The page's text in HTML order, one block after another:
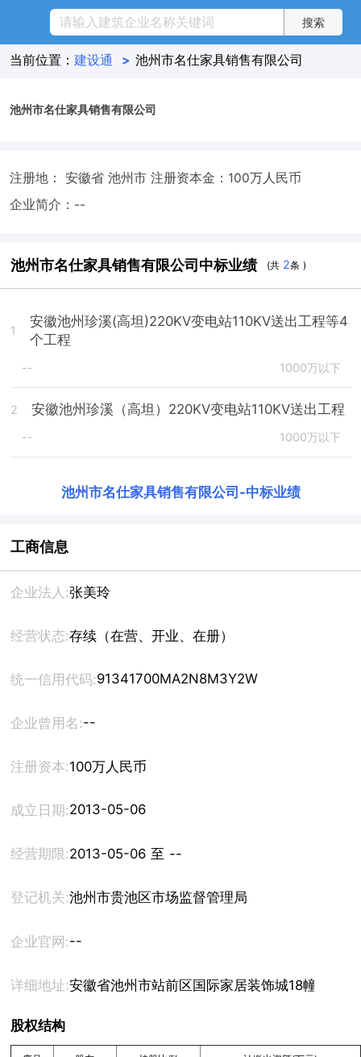
当前位置： 建设通 > 池州市名仕家具销售有限公司
池州市名仕家具销售有限公司
注册地： 安徽省 池州市 注册资本金：100万人民币
企业简介：--
池州市名仕家具销售有限公司中标业绩 (共 2条 )
1
安徽池州珍溪(高坦)220KV变电站110KV送出工程等4
个工程
-- 1000万以下
2 安徽池州珍溪（高坦）220KV变电站110KV送出工程
-- 1000万以下
池州市名仕家具销售有限公司 -中标业绩
工商信息
企业法人:张美玲
经营状态:存续（在营、开业、在册）
统一信用代码:91341700MA2N8M3Y2W
企业曾用名:--
注册资本:100万人民币
成立日期:2013-05-06
经营期限: 2013-05-06 至 --
登记机关:池州市贵池区市场监督管理局
企业官网:--
详细地址:安徽省池州市站前区国际家居装饰城18幢306室
股权结构